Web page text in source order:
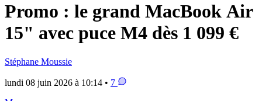
Promo : le grand MacBook Air
15" avec puce M4 dès 1 099 €
Stéphane Moussie
lundi 08 juin 2026 à 10:14 • 7